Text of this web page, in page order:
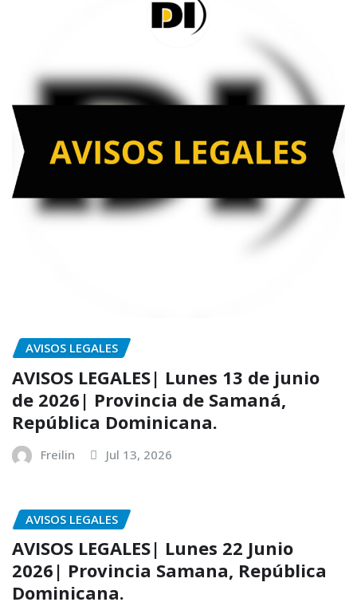
AVISOS LEGALES
AVISOS LEGALES| Lunes 13 de junio
de 2026| Provincia de Samaná,
República Dominicana.
Freilin Jul 13, 2026
AVISOS LEGALES
AVISOS LEGALES| Lunes 22 Junio
2026| Provincia Samana, República
Dominicana.